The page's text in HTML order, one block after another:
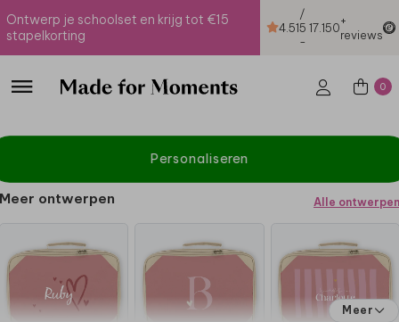
Ontwerp je schoolset en krijg tot €15
stapelkorting
4.51
/
5
-
17.150+
reviews
0
Personaliseren
Meer ontwerpen Alle ontwerpen
Meer